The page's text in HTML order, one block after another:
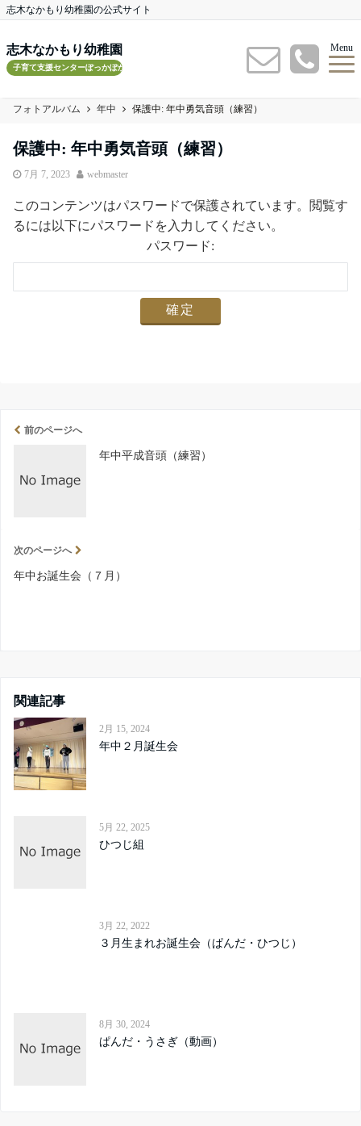
志木なかもり幼稚園の公式サイト
志木なかもり幼稚園
子育て支援センターぽっかぽかルーム
Menu
フォトアルバム 年中 保護中: 年中勇気音頭（練習）
保護中: 年中勇気音頭（練習）
7月 7, 2023 webmaster
このコンテンツはパスワードで保護されています。閲覧す
るには以下にパスワードを入力してください。
パスワード:
前のページへ
年中平成音頭（練習）
次のページへ
年中お誕生会（７月）
関連記事
2月 15, 2024
年中２月誕生会
5月 22, 2025
ひつじ組
3月 22, 2022
３月生まれお誕生会（ぱんだ・ひつじ）
8月 30, 2024
ぱんだ・うさぎ（動画）